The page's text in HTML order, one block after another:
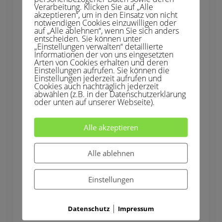
d
r
e
h
Kupferdreh e.V. Tennis
3. März 2025
Die Herren 50 haben ihre erste
Winterhallenrunde erfolgreich mit einem
mittleren Platz in der Bezirksklasse A
abgeschlossen. „Obwohl wir mit zwei
gestartet sind“, so Mannschaftsführer Ansgar
Thiemann. Die Mannschaft besteht aus einem
großen Kader und mit Andreas, Ansgar, Bernd,
Gilbert, Marc, Marcus, Swen, Tobias und Torsten
konnten viele Spieler eingesetzt …
Read More
Verarbeitung. Klicken Sie auf „Alle
akzeptieren“, um in den Einsatz von nicht
notwendigen Cookies einzuwilligen oder
auf „Alle ablehnen“, wenn Sie sich anders
entscheiden. Sie können unter
„Einstellungen verwalten“ detaillierte
Informationen der von uns eingesetzten
Arten von Cookies erhalten und deren
Einstellungen aufrufen. Sie können die
Einstellungen jederzeit aufrufen und
Cookies auch nachträglich jederzeit
abwählen (z.B. in der Datenschutzerklärung
oder unten auf unserer Webseite).
Alle akzeptieren
Alle ablehnen
Einstellungen
Datenschutz| Impressum